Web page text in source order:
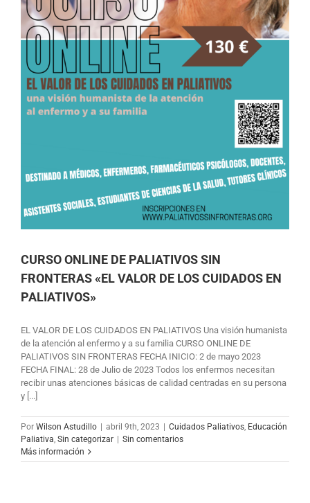
CURSO ONLINE DE PALIATIVOS SIN
FRONTERAS «EL VALOR DE LOS CUIDADOS EN
PALIATIVOS»
EL VALOR DE LOS CUIDADOS EN PALIATIVOS Una visión humanista
de la atención al enfermo y a su familia CURSO ONLINE DE
PALIATIVOS SIN FRONTERAS FECHA INICIO: 2 de mayo 2023
FECHA FINAL: 28 de Julio de 2023 Todos los enfermos necesitan
recibir unas atenciones básicas de calidad centradas en su persona
y [...]
Por Wilson Astudillo | abril 9th, 2023 | Cuidados Paliativos Educación
Paliativa Sin categorizar | Sin comentarios
Más información